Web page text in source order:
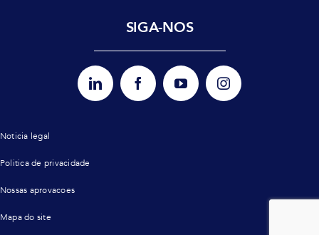
SIGA-NOS
Noticia legal
Politica de privacidade
Nossas aprovacoes
Mapa do site